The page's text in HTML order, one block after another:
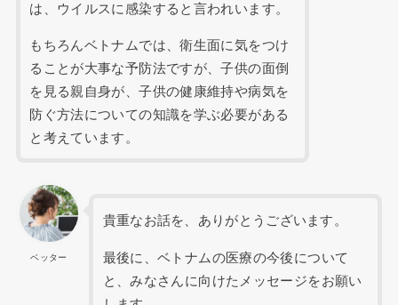
は、ウイルスに感染すると言われいます。
もちろんベトナムでは、衛生面に気をつけ
ることが大事な予防法ですが、子供の面倒
を見る親自身が、子供の健康維持や病気を
防ぐ方法についての知識を学ぶ必要がある
と考えています。
ベッター
貴重なお話を、ありがとうございます。
最後に、ベトナムの医療の今後について
と、みなさんに向けたメッセージをお願い